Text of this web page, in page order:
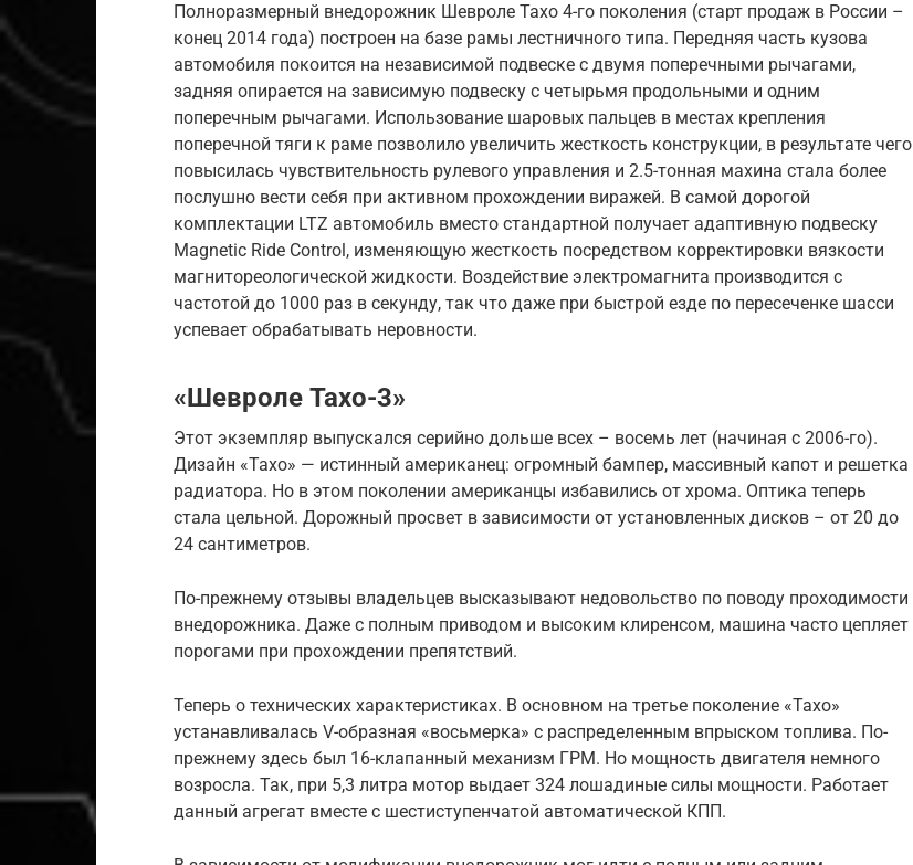
Полноразмерный внедорожник Шевроле Тахо 4-го поколения (старт продаж в России –
конец 2014 года) построен на базе рамы лестничного типа. Передняя часть кузова
автомобиля покоится на независимой подвеске с двумя поперечными рычагами,
задняя опирается на зависимую подвеску с четырьмя продольными и одним
поперечным рычагами. Использование шаровых пальцев в местах крепления
поперечной тяги к раме позволило увеличить жесткость конструкции, в результате чего
повысилась чувствительность рулевого управления и 2.5-тонная махина стала более
послушно вести себя при активном прохождении виражей. В самой дорогой
комплектации LTZ автомобиль вместо стандартной получает адаптивную подвеску
Magnetic Ride Control, изменяющую жесткость посредством корректировки вязкости
магнитореологической жидкости. Воздействие электромагнита производится с
частотой до 1000 раз в секунду, так что даже при быстрой езде по пересеченке шасси
успевает обрабатывать неровности.
«Шевроле Тахо-3»
Этот экземпляр выпускался серийно дольше всех – восемь лет (начиная с 2006-го).
Дизайн «Тахо» — истинный американец: огромный бампер, массивный капот и решетка
радиатора. Но в этом поколении американцы избавились от хрома. Оптика теперь
стала цельной. Дорожный просвет в зависимости от установленных дисков – от 20 до
24 сантиметров.
По-прежнему отзывы владельцев высказывают недовольство по поводу проходимости
внедорожника. Даже с полным приводом и высоким клиренсом, машина часто цепляет
порогами при прохождении препятствий.
Теперь о технических характеристиках. В основном на третье поколение «Тахо»
устанавливалась V-образная «восьмерка» с распределенным впрыском топлива. По-
прежнему здесь был 16-клапанный механизм ГРМ. Но мощность двигателя немного
возросла. Так, при 5,3 литра мотор выдает 324 лошадиные силы мощности. Работает
данный агрегат вместе с шестиступенчатой автоматической КПП.